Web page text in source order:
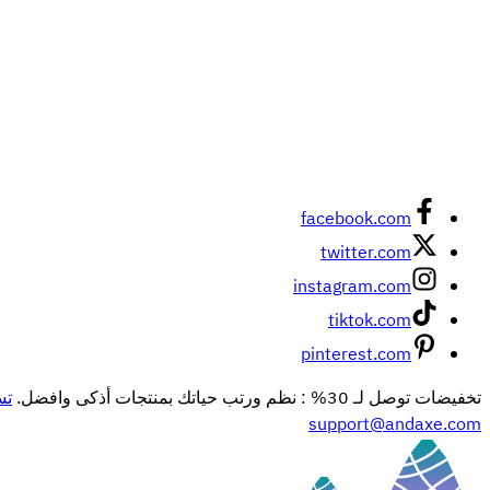
facebook.com
twitter.com
instagram.com
tiktok.com
pinterest.com
تخفيضات توصل لـ 30% : نظم ورتب حياتك بمنتجات أذكى وافضل.
support@andaxe.com